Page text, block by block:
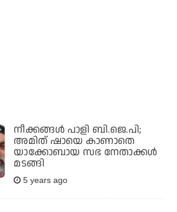
നീക്കങ്ങള്‍ പാളി ബി.ജെ.പി;
അമിത് ഷായെ കാണാതെ
യാക്കോബായ സഭ നേതാക്കള്‍
മടങ്ങി
5 years ago